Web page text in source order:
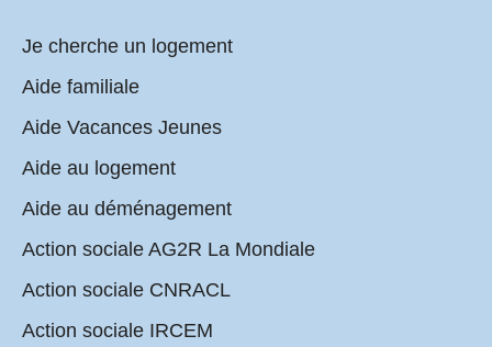
Je cherche un logement
Aide familiale
Aide Vacances Jeunes
Aide au logement
Aide au déménagement
Action sociale AG2R La Mondiale
Action sociale CNRACL
Action sociale IRCEM